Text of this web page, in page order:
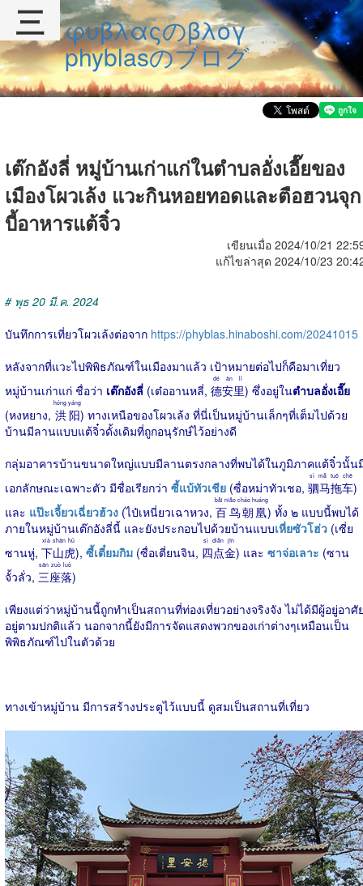
φυβλαςのβλογ
phyblasのブログ
เต๊กอังลี่ หมู่บ้านเก่าแก่ในตำบลอั่งเอี๊ยของ
เมืองโผวเล้ง แวะกินหอยทอดและตือฮวนจุก
บี้อาหารแต้จิ๋ว
เขียนเมื่อ 2024/10/21
แก้ไขล่าสุด 2024/10/23
# พุธ 20 มี.ค. 2024
บันทึกการเที่ยวโผวเล้งต่อจาก https://phyblas.hinaboshi.com/20241015
หลังจากที่แวะไปพิพิธภัณฑ์ในเมืองมาแล้ว เป้าหมายต่อไปก็คือมาเที่ยว
หมู่บ้านเก่าแก่ ชื่อว่า เต๊กอังลี่ (เต๋ออานหลี่, 德安里
dé ān lǐ
) ซึ่งอยู่ในตำบลอั่งเอี๊ย
(หงหยาง, 洪阳
hóng yáng
) ทางเหนือของโผวเล้ง ที่นี่เป็นหมู่บ้านเล็กๆที่เต็มไปด้วย
บ้านมีลานแบบแต้จิ๋วดั้งเดิมที่ถูกอนุรักษ์ไว้อย่างดี
กลุ่มอาคารบ้านขนาดใหญ่แบบมีลานตรงกลางที่พบได้ในภูมิภาคแต้จิ๋วนั้น
เอกลักษณะเฉพาะตัว มีชื่อเรียกว่า ซี้แบ้ทัวเชีย (ซื่อหม่าทัวเชอ, 驷马拖车
sì mǎ tuō chē
)
และ แป๊ะเจี้ยวเฉี่ยวฮ้วง (ไป๋เหนี่ยวเฉาหวง, 百鸟朝凰
bǎi niǎo cháo huáng
) ทั้ง ๒ แบบนี้พบได้
ภายในหมู่บ้านเต๊กอังลี่นี้ และยังประกอบไปด้วยบ้านแบบเหี่ยซัวโฮ่ว (เซี่ย
ซานหู่, 下山虎
xià shān hǔ
), ซี้เตี๋ยมกิม (ซื่อเตี่ยนจิน, 四点金
sì diǎn jīn
) และ ซาจ่อเลาะ (ซาน
จั้วลั่ว, 三座落
sān zuò luò
)
เพียงแต่ว่าหมู่บ้านนี้ถูกทำเป็นสถานที่ท่องเที่ยวอย่างจริงจัง ไม่ได้มีผู้อยู่อาศั
อยู่ตามปกติแล้ว นอกจากนี้ยังมีการจัดแสดงพวกของเก่าต่างๆเหมือนเป็น
พิพิธภัณฑ์ไปในตัวด้วย
ทางเข้าหมู่บ้าน มีการสร้างประตูไว้แบบนี้ ดูสมเป็นสถานที่เที่ยว
三